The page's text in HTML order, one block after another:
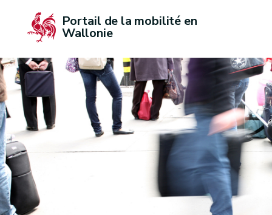
Portail de la mobilité en
Wallonie